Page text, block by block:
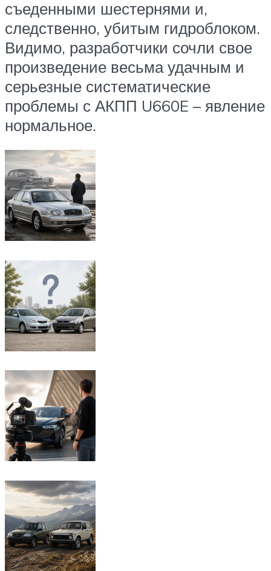
съеденными шестернями и,
следственно, убитым гидроблоком.
Видимо, разработчики сочли свое
произведение весьма удачным и
серьезные систематические
проблемы с АКПП U660E – явление
нормальное.